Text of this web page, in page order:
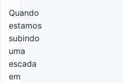
Quando
estamos
subindo
uma
escada
em